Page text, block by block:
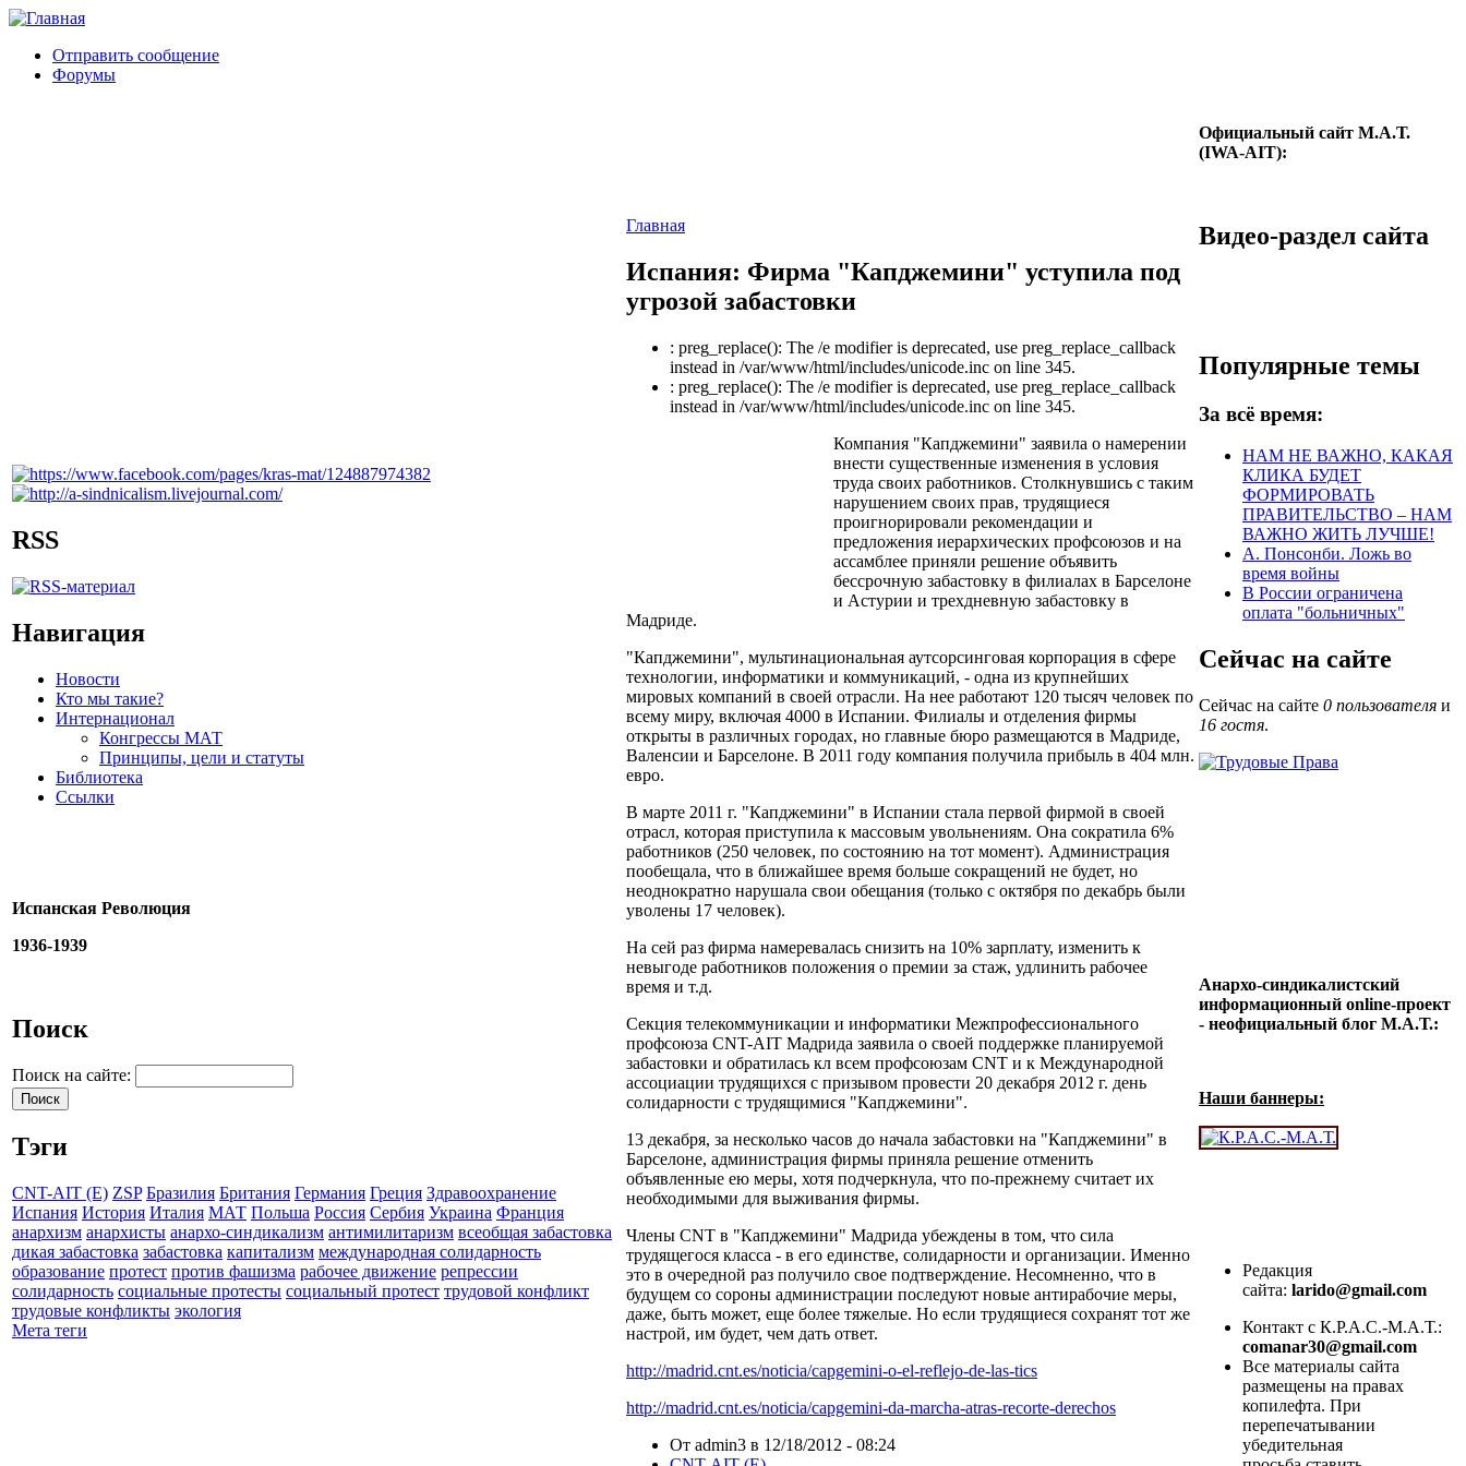
Отправить сообщение
Форумы
RSS
Навигация
Новости
Кто мы такие?
Интернационал
Конгрессы МАТ
Принципы, цели и статуты
Библиотека
Ссылки
Испанская Революция
1936-1939
Поиск
Поиск на сайте:
Тэги
CNT-AIT (E) ZSP Бразилия Британия Германия Греция Здравоохранение
Испания История Италия МАТ Польша Россия Сербия Украина Франция
анархизм анархисты анархо-синдикализм антимилитаризм всеобщая забастовка
дикая забастовка забастовка капитализм международная солидарность
образование протест против фашизма рабочее движение репрессии
солидарность социальные протесты социальный протест трудовой конфликт
трудовые конфликты экология
Мета теги
Главная
Испания: Фирма "Капджемини" уступила под
угрозой забастовки
: preg_replace(): The /e modifier is deprecated, use preg_replace_callback
instead in /var/www/html/includes/unicode.inc on line 345.
: preg_replace(): The /e modifier is deprecated, use preg_replace_callback
instead in /var/www/html/includes/unicode.inc on line 345.
Компания "Капджемини" заявила о намерении
внести существенные изменения в условия
труда своих работников. Столкнувшись с таким
нарушением своих прав, трудящиеся
проигнорировали рекомендации и
предложения иерархических профсоюзов и на
ассамблее приняли решение объявить
бессрочную забастовку в филиалах в Барселоне
и Астурии и трехдневную забастовку в
Мадриде.
"Капджемини", мультинациональная аутсорсинговая корпорация в сфере
технологии, информатики и коммуникаций, - одна из крупнейших
мировых компаний в своей отрасли. На нее работают 120 тысяч человек по
всему миру, включая 4000 в Испании. Филиалы и отделения фирмы
открыты в различных городах, но главные бюро размещаются в Мадриде,
Валенсии и Барселоне. В 2011 году компания получила прибыль в 404 млн.
евро.
В марте 2011 г. "Капджемини" в Испании стала первой фирмой в своей
отрасл, которая приступила к массовым увольнениям. Она сократила 6%
работников (250 человек, по состоянию на тот момент). Администрация
пообещала, что в ближайшее время больше сокращений не будет, но
неоднократно нарушала свои обещания (только с октября по декабрь были
уволены 17 человек).
На сей раз фирма намеревалась снизить на 10% зарплату, изменить к
невыгоде работников положения о премии за стаж, удлинить рабочее
время и т.д.
Секция телекоммуникации и информатики Межпрофессионального
профсоюза CNT-AIT Мадрида заявила о своей поддержке планируемой
забастовки и обратилась кл всем профсоюзам CNT и к Международной
ассоциации трудящихся с призывом провести 20 декабря 2012 г. день
солидарности с трудящимися "Капджемини".
13 декабря, за несколько часов до начала забастовки на "Капджемини" в
Барселоне, администрация фирмы приняла решение отменить
объявленные ею меры, хотя подчеркнула, что по-прежнему считает их
необходимыми для выживания фирмы.
Члены CNT в "Капджемини" Мадрида убеждены в том, что сила
трудящегося класса - в его единстве, солидарности и организации. Именно
это в очередной раз получило свое подтверждение. Несомненно, что в
будущем со сороны администрации последуют новые антирабочие меры,
даже, быть может, еще более тяжелые. Но если трудящиеся сохранят тот же
настрой, им будет, чем дать ответ.
http://madrid.cnt.es/noticia/capgemini-o-el-reflejo-de-las-tics
http://madrid.cnt.es/noticia/capgemini-da-marcha-atras-recorte-derechos
От admin3 в 12/18/2012 - 08:24
Официальный сайт М.А.Т.
(IWA-AIT):
Видео-раздел сайта
Популярные темы
За всё время:
НАМ НЕ ВАЖНО, КАКАЯ
КЛИКА БУДЕТ
ФОРМИРОВАТЬ
ПРАВИТЕЛЬСТВО – НАМ
ВАЖНО ЖИТЬ ЛУЧШЕ!
А. Понсонби. Ложь во
время войны
В России ограничена
оплата "больничных"
Сейчас на сайте
Сейчас на сайте 0 пользователя и
16 гостя.
Анархо-синдикалистский
информационный online-проект
- неофициальный блог М.А.Т.:
Наши баннеры:
Редакция
сайта: larido@gmail.com
Контакт с К.Р.А.С.-М.А.Т.:
comanar30@gmail.com
Все материалы сайта
размещены на правах
копилефта. При
перепечатывании
убедительная